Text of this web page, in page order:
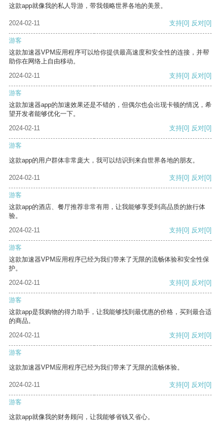
这款app就像我的私人导游，带我领略世界各地的美景。
2024-02-11 支持[0] 反对[0]
游客
这款加速器VPM应用程序可以给你提供最高速度和安全性的连接，并帮
助你在网络上自由移动。
2024-02-11
支持[0] 反对[0]
游客
这款加速器app的加速效果还是不错的，但偶尔也会出现卡顿的情况，希
望开发者能够优化一下。
2024-02-11
支持[0] 反对[0]
游客
这款app的用户群体非常庞大，我可以结识到来自世界各地的朋友。
2024-02-11 支持[0] 反对[0]
游客
这款app的酒店、餐厅推荐非常有用，让我能够享受到高品质的旅行体
验。
2024-02-11
支持[0] 反对[0]
游客
这款加速器VPM应用程序已经为我们带来了无限的流畅体验和安全性保
护。
2024-02-11
支持[0] 反对[0]
游客
这款app是我购物的得力助手，让我能够找到最优惠的价格，买到最合适
的商品。
2024-02-11
支持[0] 反对[0]
游客
这款加速器VPM应用程序已经为我们带来了无限的流畅体验。
2024-02-11 支持[0] 反对[0]
游客
这款app就像我的财务顾问，让我能够省钱又省心。